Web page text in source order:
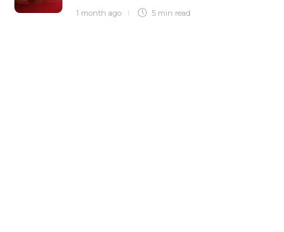
1 month ago 5 min read